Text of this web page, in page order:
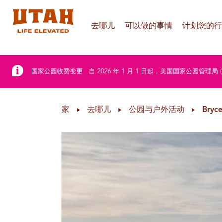
去哪儿 可以做的事情 计划您的
国家公园收费变更 自 2026 年 1 月 1 日起，美国国家公园管理局
家 去哪儿 公园与户外活动